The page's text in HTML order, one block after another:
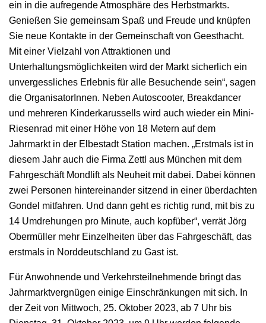
ein in die aufregende Atmosphäre des Herbstmarkts.
Genießen Sie gemeinsam Spaß und Freude und knüpfen
Sie neue Kontakte in der Gemeinschaft von Geesthacht.
Mit einer Vielzahl von Attraktionen und
Unterhaltungsmöglichkeiten wird der Markt sicherlich ein
unvergessliches Erlebnis für alle Besuchende sein“, sagen
die OrganisatorInnen. Neben Autoscooter, Breakdancer
und mehreren Kinderkarussells wird auch wieder ein Mini-
Riesenrad mit einer Höhe von 18 Metern auf dem
Jahrmarkt in der Elbestadt Station machen. „Erstmals ist in
diesem Jahr auch die Firma Zettl aus München mit dem
Fahrgeschäft Mondlift als Neuheit mit dabei. Dabei können
zwei Personen hintereinander sitzend in einer überdachten
Gondel mitfahren. Und dann geht es richtig rund, mit bis zu
14 Umdrehungen pro Minute, auch kopfüber“, verrät Jörg
Obermüller mehr Einzelheiten über das Fahrgeschäft, das
erstmals in Norddeutschland zu Gast ist.
Für Anwohnende und Verkehrsteilnehmende bringt das
Jahrmarktvergnügen einige Einschränkungen mit sich. In
der Zeit von Mittwoch, 25. Oktober 2023, ab 7 Uhr bis